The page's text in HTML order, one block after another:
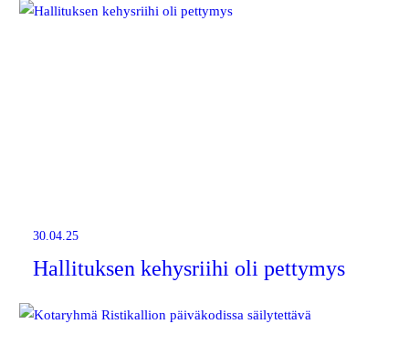
30.04.25
Hallituksen kehysriihi oli pettymys